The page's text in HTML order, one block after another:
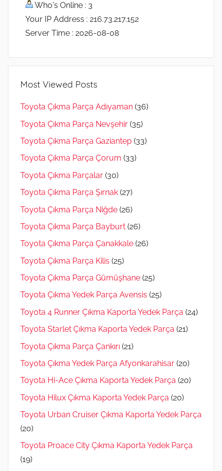
Who's Online : 3
Your IP Address : 216.73.217.152
Server Time : 2026-08-08
Most Viewed Posts
Toyota Çıkma Parça Adıyaman (36)
Toyota Çıkma Parça Nevşehir (35)
Toyota Çıkma Parça Gaziantep (33)
Toyota Çıkma Parça Çorum (33)
Toyota Çıkma Parçalar (30)
Toyota Çıkma Parça Şırnak (27)
Toyota Çıkma Parça Niğde (26)
Toyota Çıkma Parça Bayburt (26)
Toyota Çıkma Parça Çanakkale (26)
Toyota Çıkma Parça Kilis (25)
Toyota Çıkma Parça Gümüşhane (25)
Toyota Çıkma Yedek Parça Avensis (25)
Toyota 4 Runner Çıkma Kaporta Yedek Parça (24)
Toyota Starlet Çıkma Kaporta Yedek Parça (21)
Toyota Çıkma Parça Çankırı (21)
Toyota Çıkma Yedek Parça Afyonkarahisar (20)
Toyota Hi-Ace Çıkma Kaporta Yedek Parça (20)
Toyota Hilux Çıkma Kaporta Yedek Parça (20)
Toyota Urban Cruiser Çıkma Kaporta Yedek Parça
(20)
Toyota Proace City Çıkma Kaporta Yedek Parça
(19)